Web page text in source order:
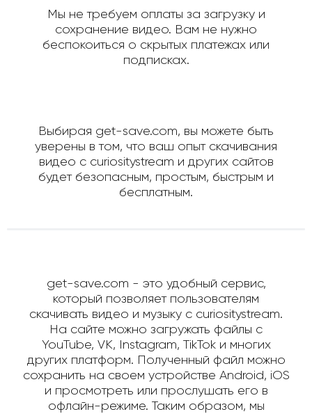
Мы не требуем оплаты за загрузку и
сохранение видео. Вам не нужно
беспокоиться о скрытых платежах или
подписках.
Выбирая get-save.com, вы можете быть
уверены в том, что ваш опыт скачивания
видео с curiositystream и других сайтов
будет безопасным, простым, быстрым и
бесплатным.
get-save.com - это удобный сервис,
который позволяет пользователям
скачивать видео и музыку с curiositystream.
На сайте можно загружать файлы с
YouTube, VK, Instagram, TikTok и многих
других платформ. Полученный файл можно
сохранить на своем устройстве Android, iOS
и просмотреть или прослушать его в
офлайн-режиме. Таким образом, мы